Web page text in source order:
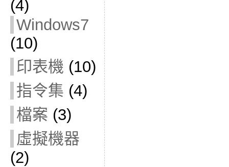
(4)
Windows7
(10)
印表機 (10)
指令集 (4)
檔案 (3)
虛擬機器
(2)